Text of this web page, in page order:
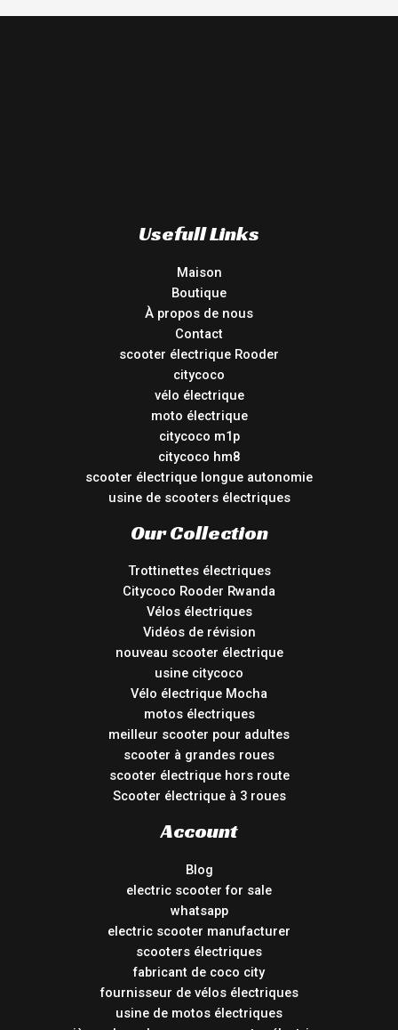
Usefull Links
Maison
Boutique
À propos de nous
Contact
scooter électrique Rooder
citycoco
vélo électrique
moto électrique
citycoco m1p
citycoco hm8
scooter électrique longue autonomie
usine de scooters électriques
Our Collection
Trottinettes électriques
Citycoco Rooder Rwanda
Vélos électriques
Vidéos de révision
nouveau scooter électrique
usine citycoco
Vélo électrique Mocha
motos électriques
meilleur scooter pour adultes
scooter à grandes roues
scooter électrique hors route
Scooter électrique à 3 roues
Account
Blog
electric scooter for sale
whatsapp
electric scooter manufacturer
scooters électriques
fabricant de coco city
fournisseur de vélos électriques
usine de motos électriques